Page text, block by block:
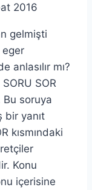
2016
gelmişti
eger
anlasılır mı?
SOR
Bu soruya
bir yanıt
kısmındaki
Konu
içerisine